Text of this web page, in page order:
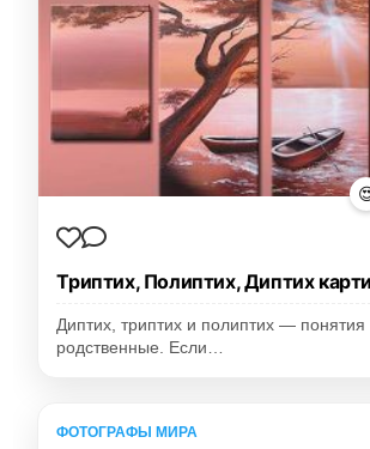
Триптих, Полиптих, Диптих
Диптих, триптих и полиптих — понятия
родственные. Если…
ФОТОГРАФЫ МИРА